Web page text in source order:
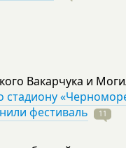
Вакарчука и
стадиону
фестиваль
11